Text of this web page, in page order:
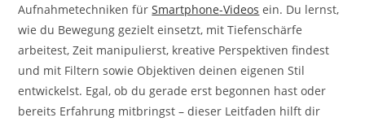
Aufnahmetechniken fürSmartphone-Videos ein. Du lernst,
wie du Bewegung gezielt einsetzt, mit Tiefenschärfe
arbeitest, Zeit manipulierst, kreative Perspektiven findest
und mit Filtern sowie Objektiven deinen eigenen Stil
entwickelst. Egal, ob du gerade erst begonnen hast oder
bereits Erfahrung mitbringst – dieser Leitfaden hilft dir